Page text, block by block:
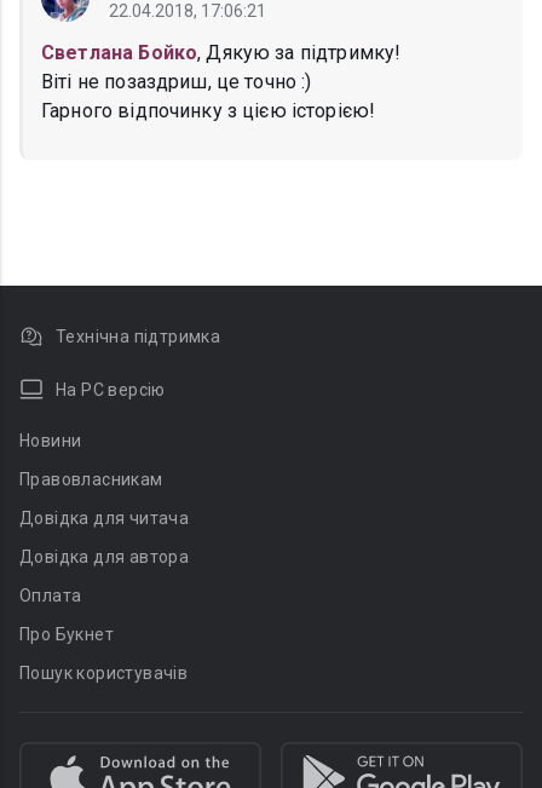
22.04.2018, 17:06:21
Светлана Бойко, Дякую за підтримку!
Віті не позаздриш, це точно :)
Гарного відпочинку з цією історією!
Технічна підтримка
На PC версію
Новини
Правовласникам
Довідка для читача
Довідка для автора
Оплата
Про Букнет
Пошук користувачів